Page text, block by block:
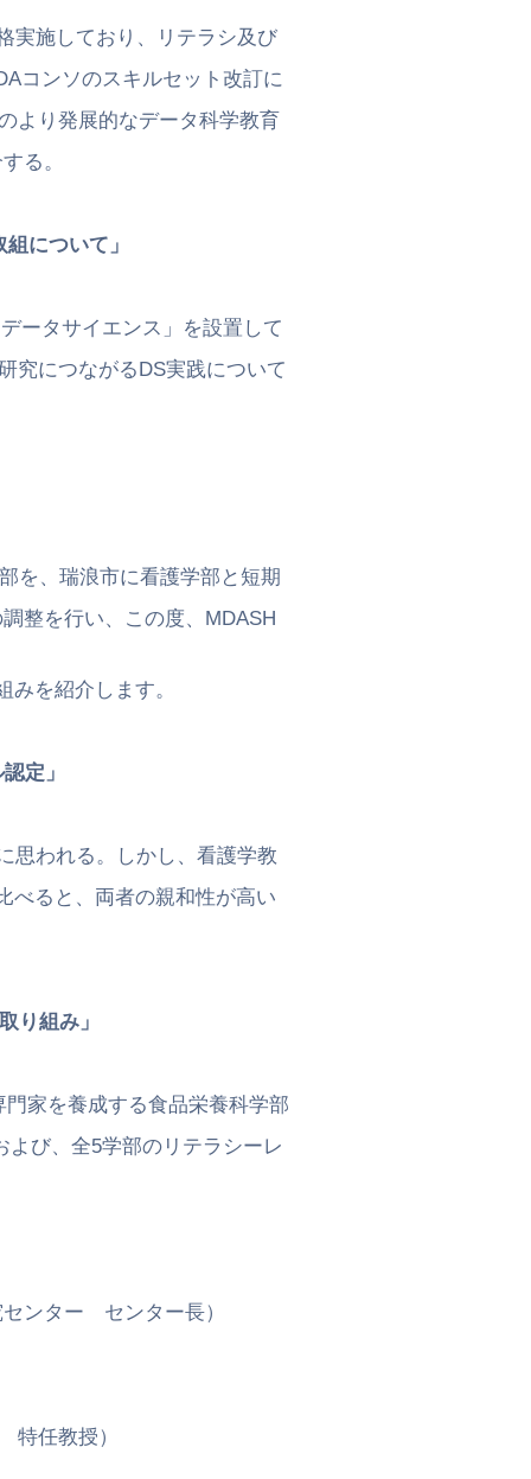
施しており、リテラシ及び
ソのスキルセット改訂に
発展的なデータ科学教育
。
について」
タサイエンス」を設置して
つながるDS実践について
、瑞浪市に看護学部と短期
行い、この度、MDASH
紹介します。
定」
われる。しかし、看護学教
と、両者の親和性が高い
り組み」
を養成する食品栄養科学部
、全5学部のリテラシーレ
ター センター長）
任教授）